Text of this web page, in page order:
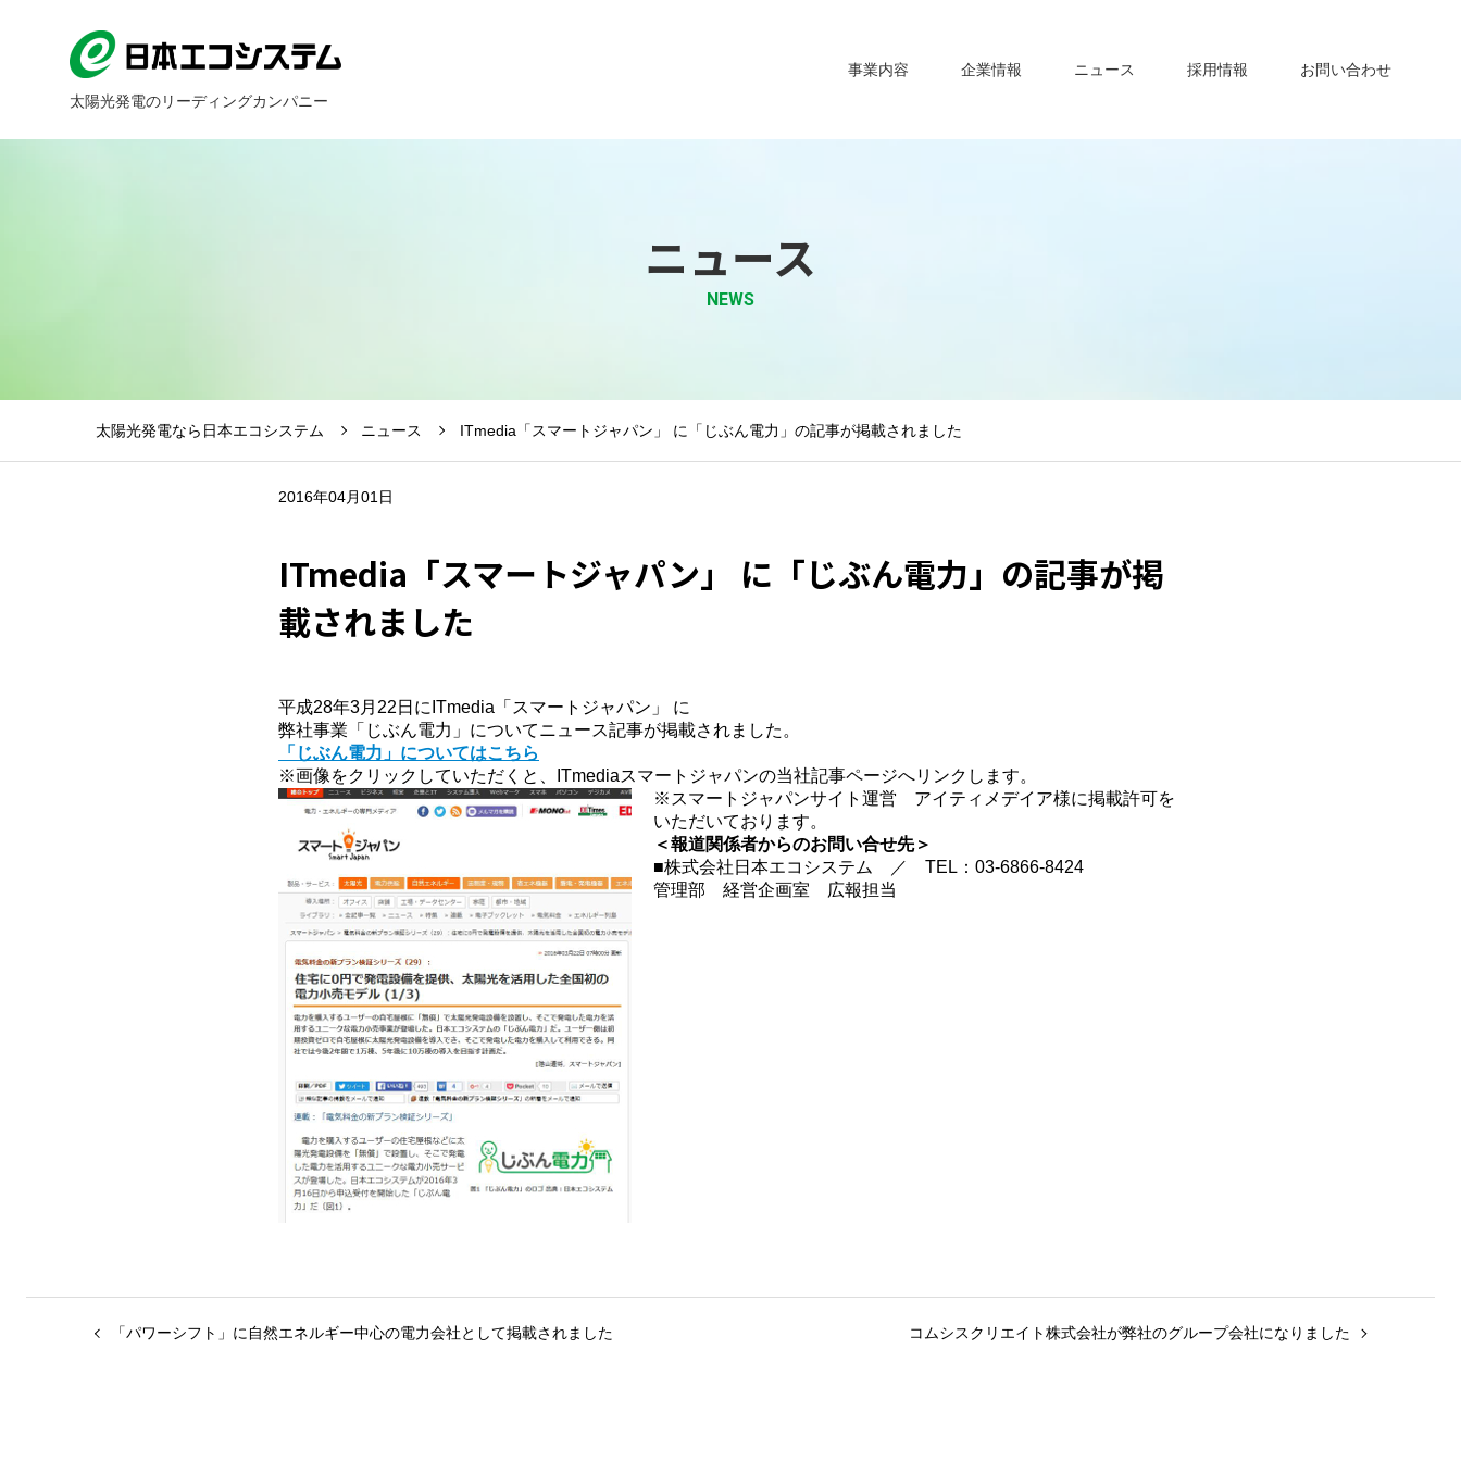
太陽光発電のリーディングカンパニー
事業内容 企業情報 ニュース 採用情報 お問い合わせ
ニュース
NEWS
太陽光発電なら日本エコシステム ニュース ITmedia「スマートジャパン」 に「じぶん電力」の記事が掲載されました
2016年04月01日
ITmedia「スマートジャパン」 に「じぶん電力」の記事が掲
載されました
平成28年3月22日にITmedia「スマートジャパン」 に
弊社事業「じぶん電力」についてニュース記事が掲載されました。
「じぶん電力」についてはこちら
※画像をクリックしていただくと、ITmediaスマートジャパンの当社記事ページへリンクします。
※スマートジャパンサイト運営 アイティメデイア様に掲載許可を
いただいております。
＜報道関係者からのお問い合せ先＞
■株式会社日本エコシステム ／ TEL：03-6866-8424
管理部 経営企画室 広報担当
コムシスクリエイト株式会社が弊社のグループ会社になりました
「パワーシフト」に自然エネルギー中心の電力会社として掲載されました